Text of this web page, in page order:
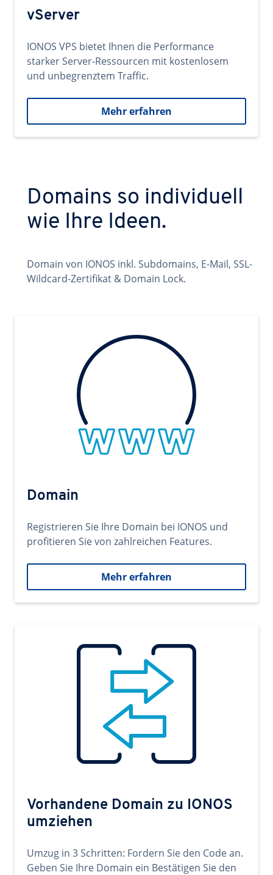
vServer
IONOS VPS bietet Ihnen die Performance
starker Server-Ressourcen mit kostenlosem
und unbegrenztem Traffic.
Mehr erfahren
Domains so individuell
wie Ihre Ideen.
Domain von IONOS inkl. Subdomains, E-Mail, SSL-
Wildcard-Zertifikat & Domain Lock.
Domain
Registrieren Sie Ihre Domain bei IONOS und
profitieren Sie von zahlreichen Features.
Mehr erfahren
Vorhandene Domain zu IONOS
umziehen
Umzug in 3 Schritten: Fordern Sie den Code an.
Geben Sie Ihre Domain ein Bestätigen Sie den